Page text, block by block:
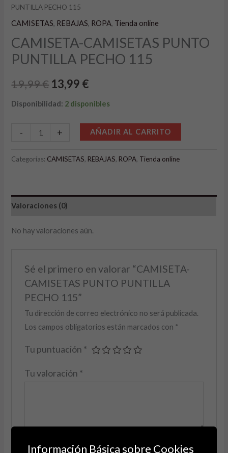
PUNTILLA PECHO 115
CAMISETAS, REBAJAS, ROPA, Tienda online
CAMISETA-CAMISETAS PUNTO
PUNTILLA PECHO 115
19,99€ 13,99 €
Disponibilidad: 2 disponibles
- + AÑADIR AL CARRITO
Categorías: CAMISETAS, REBAJAS, ROPA, Tienda online
Valoraciones (0)
No hay valoraciones aún.
Sé el primero en valorar “CAMISETA-
CAMISETAS PUNTO PUNTILLA
PECHO 115”
Tu dirección de correo electrónico no será publicada.
Los campos obligatorios están marcados con *
Tu puntuación *
Tu valoración *
Información Básica sobre Cookies